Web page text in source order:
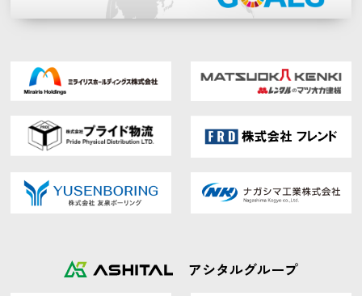
アシタルグループ